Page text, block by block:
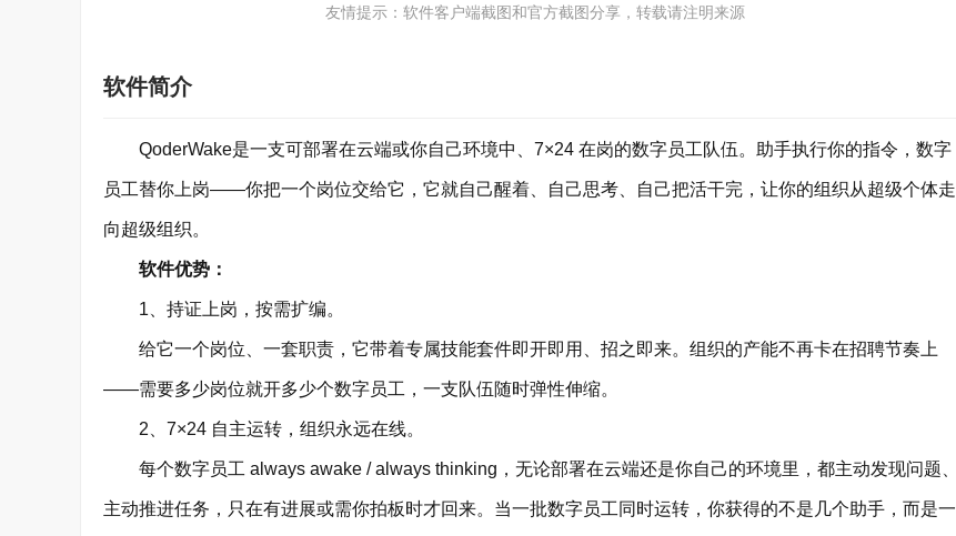
友情提示：软件客户端截图和官方截图分享，转载请注明来源
软件简介
QoderWake是一支可部署在云端或你自己环境中、7×24 在岗的数字员工队伍。助手执行你的指令，数字
员工替你上岗——你把一个岗位交给它，它就自己醒着、自己思考、自己把活干完，让你的组织从超级个体走
向超级组织。
软件优势：
1、持证上岗，按需扩编。
给它一个岗位、一套职责，它带着专属技能套件即开即用、招之即来。组织的产能不再卡在招聘节奏上
——需要多少岗位就开多少个数字员工，一支队伍随时弹性伸缩。
2、7×24 自主运转，组织永远在线。
每个数字员工 always awake / always thinking，无论部署在云端还是你自己的环境里，都主动发现问题、
主动推进任务，只在有进展或需你拍板时才回来。当一批数字员工同时运转，你获得的不是几个助手，而是一